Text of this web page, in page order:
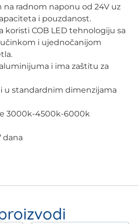
na radnom naponu od 24V uz
i pouzdanost.
koristi COB LED tehnologiju sa
i ujednočanijom
i ima zaštitu za
u standardnim dimenzijama
3000k-4500k-6000k
dana